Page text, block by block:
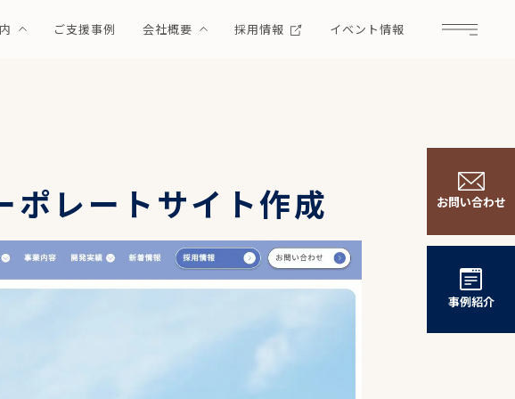
ご支援事例 会社概要 採用情報 イベント情報
ポレートサイト作成 お問い合わせ
事例紹介